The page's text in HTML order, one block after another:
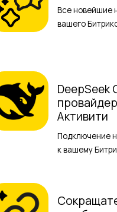
Все новейшие
вашего
DeepSeek
Активити
Подключение
к вашему